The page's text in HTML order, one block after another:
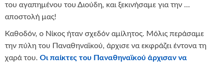
του αγαπημένου του Διούδη, και ξεκινήσαμε για την …
αποστολή μας!
Καθοδόν, ο Νίκος ήταν σχεδόν αμίλητος. Μόλις περάσαμε
την πύλη του Παναθηναϊκού, άρχισε να εκφράζει έντονα τη
χαρά του. Οι παίκτες του Παναθηναϊκού άρχισαν να